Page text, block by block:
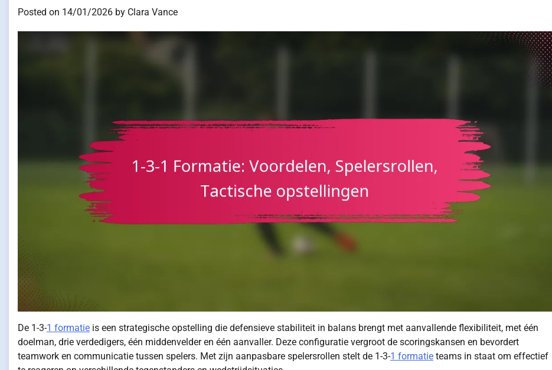
Posted on 14/01/2026 by Clara Vance
De 1-3-1 formatie is een strategische opstelling die defensieve stabiliteit in balans brengt met aanvallende flexibiliteit, met één
doelman, drie verdedigers, één middenvelder en één aanvaller. Deze configuratie vergroot de scoringskansen en bevordert
teamwork en communicatie tussen spelers. Met zijn aanpasbare spelersrollen stelt de 1-3-1 formatie teams in staat om effectief